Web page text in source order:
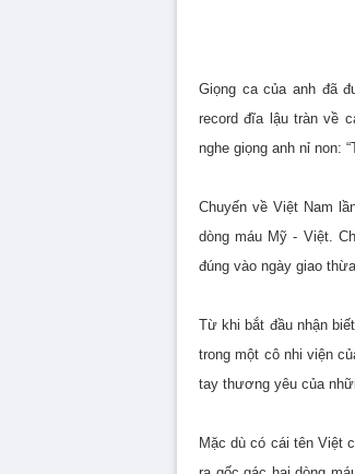
Giọng ca của anh đã
record đĩa lậu tràn về
nghe giọng anh nỉ non:
Chuyến về Việt Nam
dòng máu Mỹ - Việt.
đúng vào ngày giao
Từ khi bắt đầu nhận
trong một cô nhi viện
tay thương yêu của
Mặc dù có cái tên Việt